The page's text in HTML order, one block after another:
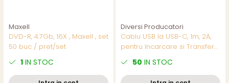
Maxell
DVD-R, 4.7Gb, 16X , Maxell , set
50 buc / pret/set
1 IN STOC
Diversi Producatori
Cablu USB la USB-C, 1m, 2A,
pentru Incarcare si Transfer
50 IN STOC